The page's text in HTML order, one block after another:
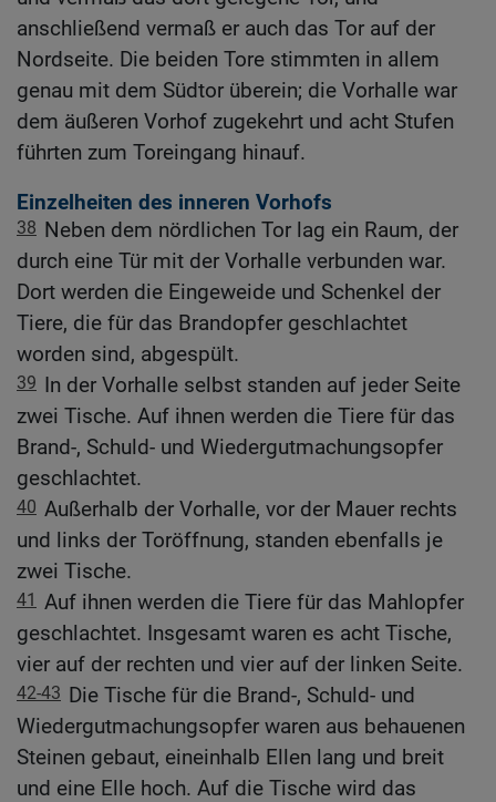
anschließend vermaß er auch das Tor auf der
Nordseite. Die beiden Tore stimmten in allem
genau mit dem Südtor überein; die Vorhalle war
dem äußeren Vorhof zugekehrt und acht Stufen
führten zum Toreingang hinauf.
Einzelheiten des inneren Vorhofs
38 Neben dem nördlichen Tor lag ein Raum, der
durch eine Tür mit der Vorhalle verbunden war.
Dort werden die Eingeweide und Schenkel der
Tiere, die für das Brandopfer geschlachtet
worden sind, abgespült.
39 In der Vorhalle selbst standen auf jeder Seite
zwei Tische. Auf ihnen werden die Tiere für das
Brand-, Schuld- und Wiedergutmachungsopfer
geschlachtet.
40 Außerhalb der Vorhalle, vor der Mauer rechts
und links der Toröffnung, standen ebenfalls je
zwei Tische.
41 Auf ihnen werden die Tiere für das Mahlopfer
geschlachtet. Insgesamt waren es acht Tische,
vier auf der rechten und vier auf der linken Seite.
42-43 Die Tische für die Brand-, Schuld- und
Wiedergutmachungsopfer waren aus behauenen
Steinen gebaut, eineinhalb Ellen lang und breit
und eine Elle hoch. Auf die Tische wird das